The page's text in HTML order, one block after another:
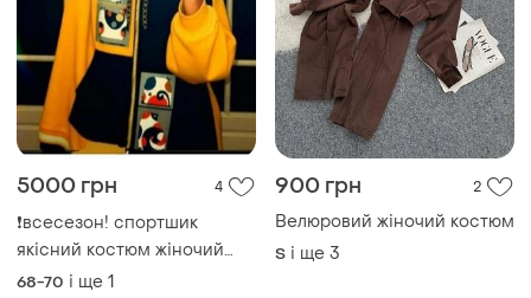
5000 грн 4
❗всесезон! спортшик
якісний костюм жіночий
великого розміру
68-70 і ще 1
900 грн 2
Велюровий жіночий костюм
S і ще 3